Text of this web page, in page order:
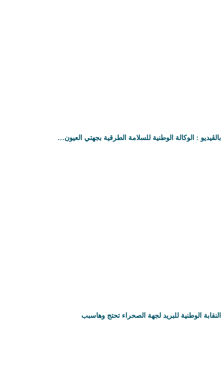
بالڤيديو : الوكالة الوطنية للسلامة الطرقية بجهتي العيون…
النقابة الوطنية للبريد لجهة الصحراء تحتج وهاسبب